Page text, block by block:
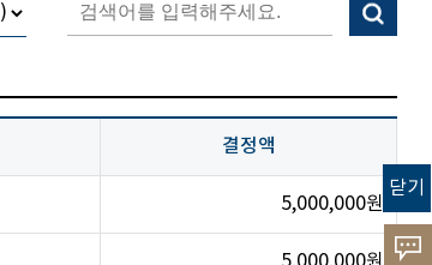
닫기
고객
결정액
5,000,000원